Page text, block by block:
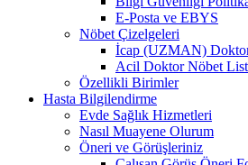
E-Posta ve EBYS
Nöbet Çizelgeleri
İcap (UZMAN)
Acil Doktor Nöbet
Özellikli Birimler
Hasta Bilgilendirme
Evde Sağlık Hizmetleri
Nasıl Muayene Olurum
Öneri ve Görüşleriniz